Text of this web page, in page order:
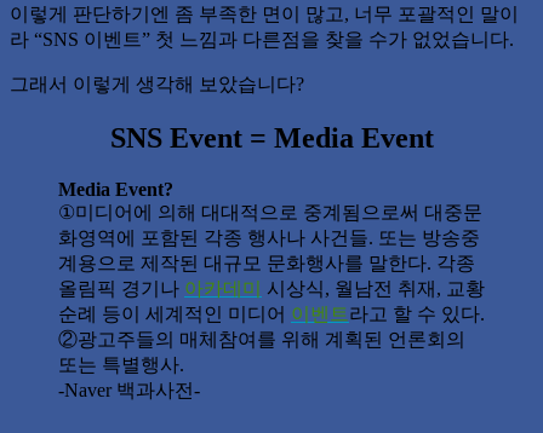
이렇게 판단하기엔 좀 부족한 면이 많고, 너무 포괄적인 말이
라 “SNS 이벤트” 첫 느낌과 다른점을 찾을 수가 없었습니다.
그래서 이렇게 생각해 보았습니다?
SNS Event = Media Event
Media Event?
①미디어에 의해 대대적으로 중계됨으로써 대중문
화영역에 포함된 각종 행사나 사건들. 또는 방송중
계용으로 제작된 대규모 문화행사를 말한다. 각종
올림픽 경기나 아카데미
시상식, 월남전 취재, 교황
순례 등이 세계적인 미디어 이벤트 라고 할 수 있다.
②광고주들의 매체참여를 위해 계획된 언론회의
또는 특별행사.
-Naver 백과사전-